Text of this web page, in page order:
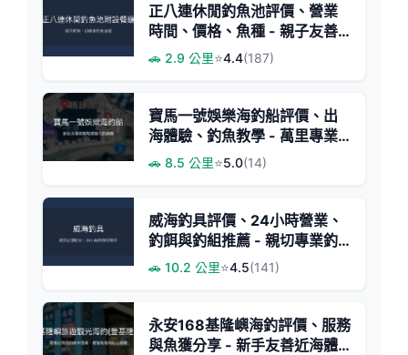
正八連休閒釣魚池評價、營業
時間、價格、魚種 - 親子友善
休閒釣場
🚗 2.9 公里⭐4.4(187)
寶馬一號娛樂海釣船評價、出
海體驗、釣魚教學 - 萬里專業
海釣船
🚗 8.5 公里⭐5.0(14)
威海釣具評價、24小時營業、
釣餌與釣組推薦 - 親切專業釣
魚服務
🚗 10.2 公里⭐4.5(141)
永安168基隆嶼海釣評價、服務
與魚獲分享 - 新手友善近海體